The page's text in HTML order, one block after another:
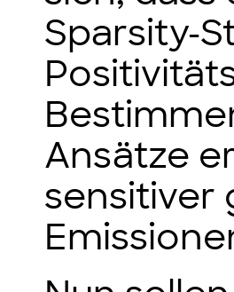
Sparsity-
Ansätze
sensitiver